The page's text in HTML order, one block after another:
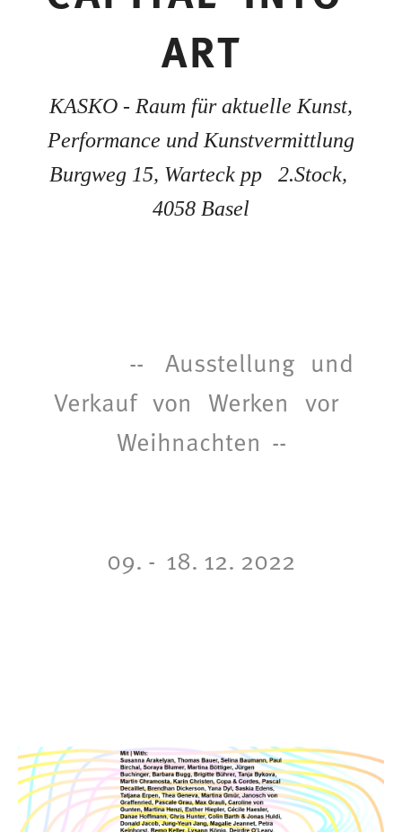
ART
KASKO - Raum für aktuelle Kunst,
Performance und Kunstvermittlung
Burgweg 15, Warteck pp 2.Stock,
4058 Basel
-- Ausstellung und
Verkauf von Werken vor
Weihnachten --
09. - 18. 12. 2022